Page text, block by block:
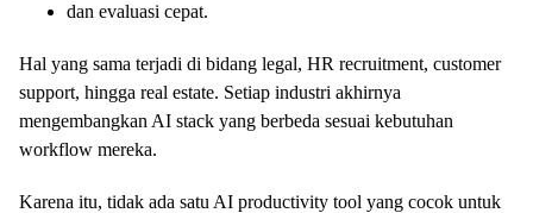
dan evaluasi cepat.
Hal yang sama terjadi di bidang legal, HR recruitment, customer
support, hingga real estate. Setiap industri akhirnya
mengembangkan AI stack yang berbeda sesuai kebutuhan
workflow mereka.
Karena itu, tidak ada satu AI productivity tool yang cocok untuk